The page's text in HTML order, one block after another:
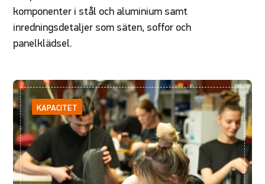
komponenter i stål och aluminium samt
inredningsdetaljer som säten, soffor och
panelklädsel.
KAPACITET